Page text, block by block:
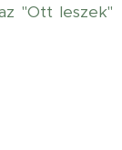
"Ott leszek"